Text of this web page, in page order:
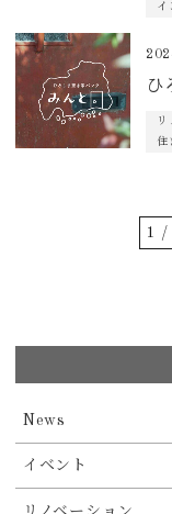
イ
ひ
リ
住
1 /
News
イベント